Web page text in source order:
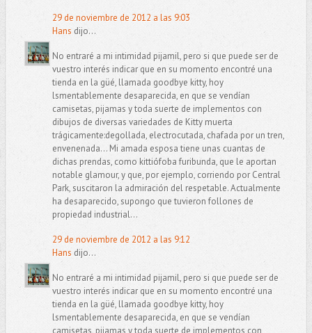
29 de noviembre de 2012 a las 9:03
Hans dijo...
No entraré a mi intimidad pijamil, pero si que puede ser de
vuestro interés indicar que en su momento encontré una
tienda en la güé, llamada goodbye kitty, hoy
lsmentablemente desaparecida, en que se vendían
camisetas, pijamas y toda suerte de implementos con
dibujos de diversas variedades de Kitty muerta
trágicamente:degollada, electrocutada, chafada por un tren,
envenenada... Mi amada esposa tiene unas cuantas de
dichas prendas, como kittiófoba furibunda, que le aportan
notable glamour, y que, por ejemplo, corriendo por Central
Park, suscitaron la admiración del respetable. Actualmente
ha desaparecido, supongo que tuvieron follones de
propiedad industrial...
29 de noviembre de 2012 a las 9:12
Hans dijo...
No entraré a mi intimidad pijamil, pero si que puede ser de
vuestro interés indicar que en su momento encontré una
tienda en la güé, llamada goodbye kitty, hoy
lsmentablemente desaparecida, en que se vendían